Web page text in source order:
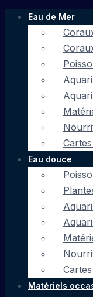
Eau de Mer
Eau douce
Matériels